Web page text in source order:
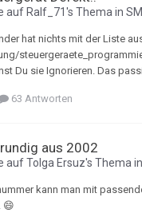
auf Ralf_71's Thema in
hat nichts mit der Liste
Du sie Ignorieren. Das
63 Antworten
aus 2002
aufTolga Ersuz's Thema in
kann man mit
😄